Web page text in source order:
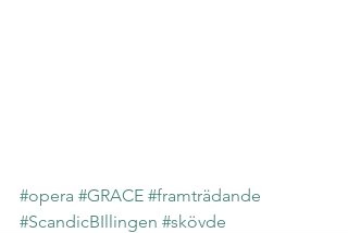
#opera #GRACE #framträdande
#ScandicBIllingen #skövde